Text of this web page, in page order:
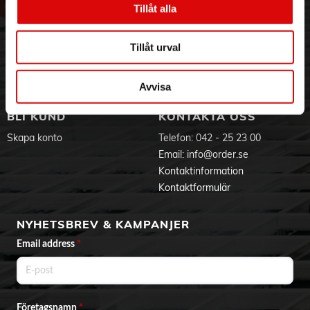
Tillåt alla
Tillåt urval
Avvisa
Visselblåsning
Aktuellt på Order
Ansökan om RMA
Godsefterlysning & Felleverans
Integritetspolicy
Om cookies
BLI KUND
Skapa konto
KONTAKTA OSS
Telefon: 042 - 25 23 00
Email: info@order.se
Kontaktinformation
Kontaktformulär
NYHETSBREV & KAMPANJER
Email address *
Företagsnamn *